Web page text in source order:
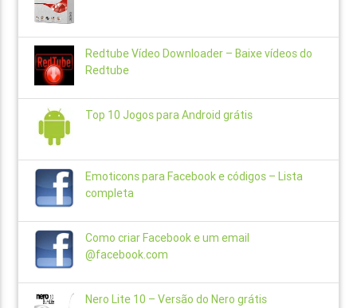
Redtube Vídeo Downloader – Baixe vídeos do
Redtube
Top 10 Jogos para Android grátis
Emoticons para Facebook e códigos – Lista
completa
Como criar Facebook e um email
@facebook.com
Nero Lite 10 – Versão do Nero grátis